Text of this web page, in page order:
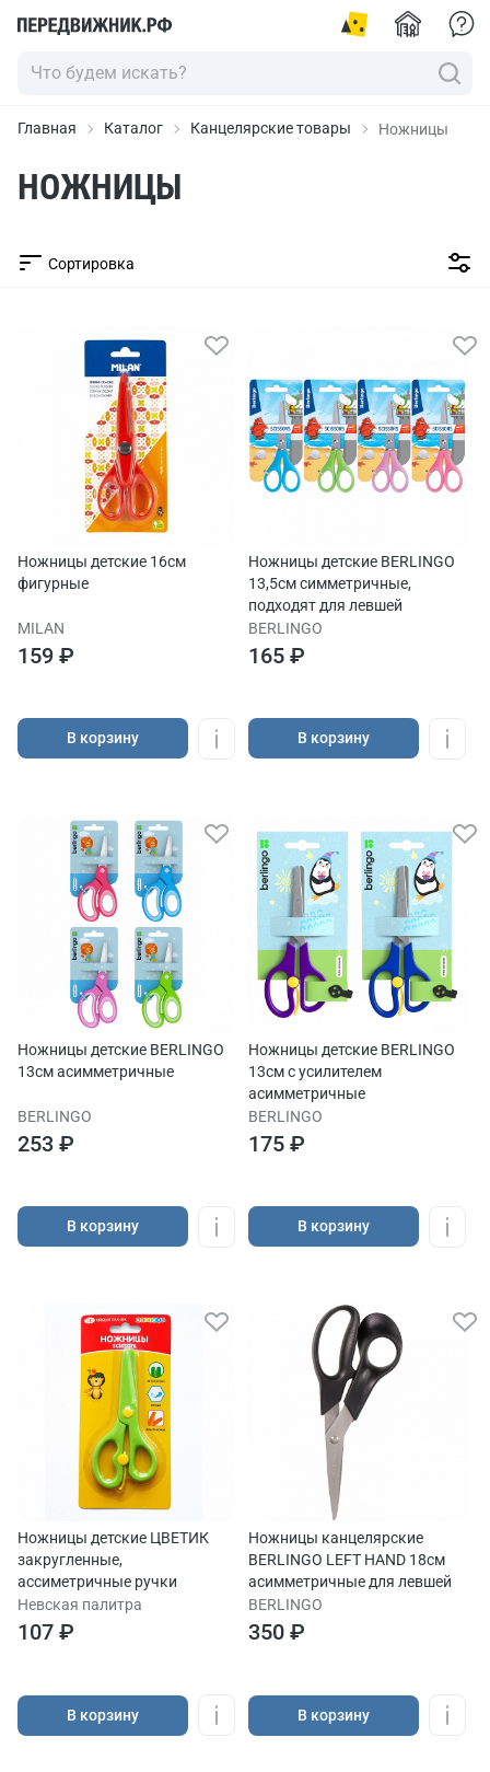
Главная Каталог Канцелярские товары Ножницы
НОЖНИЦЫ
Сортировка
Ножницы детские 16см
фигурные
MILAN
159 ₽
В корзину
Ножницы детские BERLINGO
13,5см симметричные,
подходят для левшей
BERLINGO
165 ₽
В корзину
Ножницы детские BERLINGO
13см асимметричные
BERLINGO
253 ₽
В корзину
Ножницы детские BERLINGO
13см с усилителем
асимметричные
BERLINGO
175 ₽
В корзину
Ножницы детские ЦВЕТИК
закругленные,
ассиметричные ручки
Невская палитра
107 ₽
В корзину
Ножницы канцелярские
BERLINGO LEFT HAND 18см
асимметричные для левшей
BERLINGO
350 ₽
В корзину